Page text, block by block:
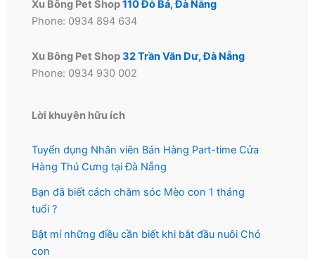
Xu Bông Pet Shop110 Đỗ Bá, Đà Nẵng
Phone: 0934 894 634
Xu Bông Pet Shop32 Trần Văn Dư, Đà Nẵng
Phone: 0934 930 002
Lời khuyên hữu ích
Tuyển dụng Nhân viên Bán Hàng Part-time Cửa
Hàng Thú Cưng tại Đà Nẵng
Bạn đã biết cách chăm sóc Mèo con 1 tháng
tuổi ?
Bật mí những điều cần biết khi bắt đầu nuôi Chó
con